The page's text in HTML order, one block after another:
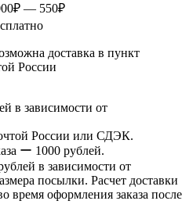
— 550₽
доставка в пункт
России
в зависимости от
России или СДЭК.
ー 1000 рублей.
в зависимости от
посылки. Расчет доставки
время оформления заказа после